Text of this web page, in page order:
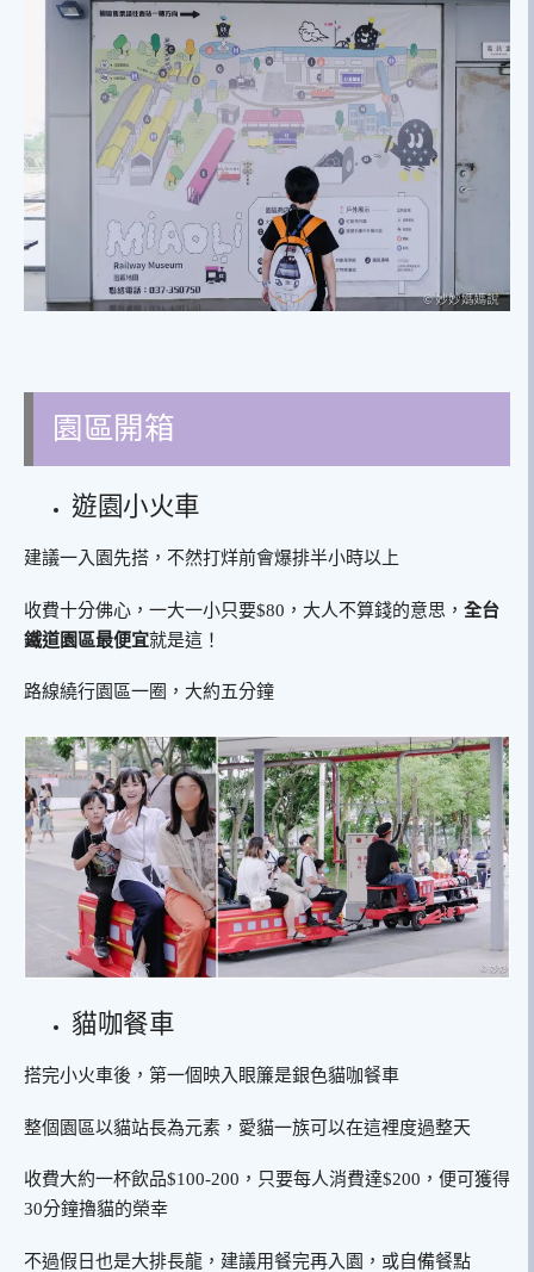
園區開箱
遊園小火車
建議一入園先搭，不然打烊前會爆排半小時以上
收費十分佛心，一大一小只要$80，大人不算錢的意思， 全台
鐵道園區最便宜就是這！
路線繞行園區一圈，大約五分鐘
貓咖餐車
搭完小火車後，第一個映入眼簾是銀色貓咖餐車
整個園區以貓站長為元素，愛貓一族可以在這裡度過整天
收費大約一杯飲品$100-200，只要每人消費達$200，便可獲得
30分鐘擼貓的榮幸
不過假日也是大排長龍，建議用餐完再入園，或自備餐點